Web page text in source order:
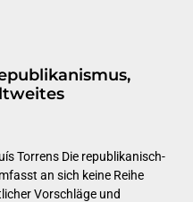
Torrens Die republikanisch-
an sich keine Reihe
Vorschläge und